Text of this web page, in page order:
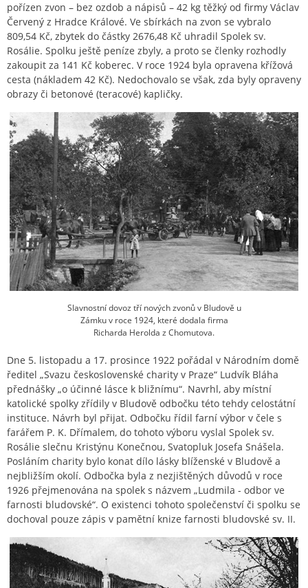
pořízen zvon – bez ozdob a nápisů – 42 kg těžký od firmy Václav
Červený z Hradce Králové. Ve sbírkách na zvon se vybralo
809,54 Kč, zbytek do částky 2676,48 Kč uhradil Spolek sv.
Rosálie. Spolku ještě peníze zbyly, a proto se členky rozhodly
zakoupit za 141 Kč koberec. V roce 1924 byla opravena křížová
cesta (nákladem 42 Kč). Nedochovalo se však, zda byly opraveny
obrazy či betonové (teracové) kapličky.
Slavnostní dovoz tří nových zvonů v Bludově u
Zámku v roce 1924, které dodala firma
Richarda Herolda z Chomutova.
Dne 5. listopadu a 17. prosince 1922 pořádal v Národním domě
ředitel „Svazu československé charity v Praze“ Ludvík Bláha
přednášky „o účinné lásce k bližnímu“. Navrhl, aby místní
katolické spolky zřídily v Bludově odbočku této tehdy celostátní
instituce. Návrh byl přijat. Odbočku řídil farní výbor v čele s
farářem P. K. Dřímalem, do tohoto výboru vyslal Spolek sv.
Rosálie slečnu Kristýnu Konečnou, Svatopluk Josefa Snášela.
Posláním charity bylo konat dílo lásky blíženské v Bludově a
nejbližším okolí. Odbočka byla z nezjištěných důvodů v roce
1926 přejmenována na spolek s názvem „Ludmila - odbor ve
farnosti bludovské“. O existenci tohoto společenství či spolku se
dochoval pouze zápis v pamětní knize farnosti bludovské sv. II.